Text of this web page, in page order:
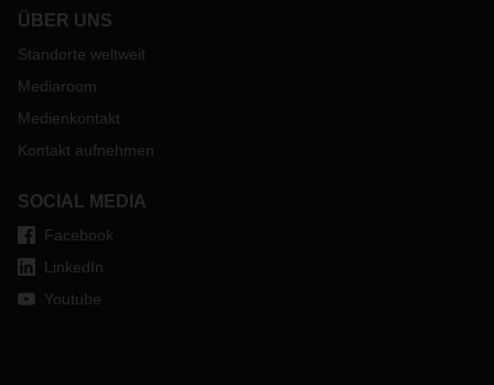
ÜBER UNS
Standorte weltweit
Mediaroom
Medienkontakt
Kontakt aufnehmen
SOCIAL MEDIA
Facebook
LinkedIn
Youtube